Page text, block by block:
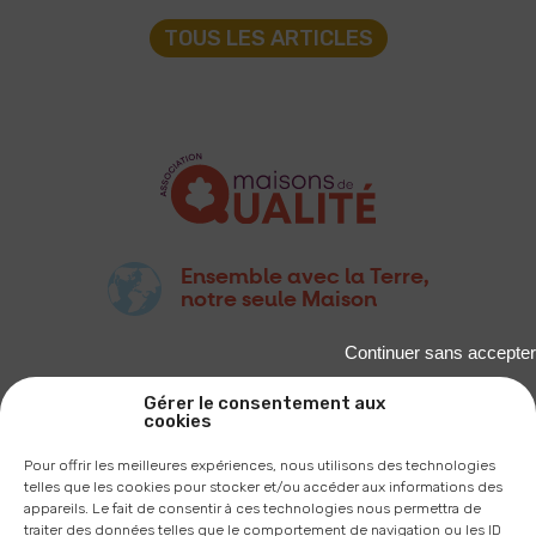
Gérer le consentement aux
cookies
Pour offrir les meilleures expériences, nous utilisons des technologies
telles que les cookies pour stocker et/ou accéder aux informations des
appareils. Le fait de consentir à ces technologies nous permettra de
traiter des données telles que le comportement de navigation ou les ID
Continuer sans accepter
TOUS LES ARTICLES
Ensemble avec la Terre,
notre seule Maison
2A, RUE DU PÂTIS TATELIN
35700 RENNES